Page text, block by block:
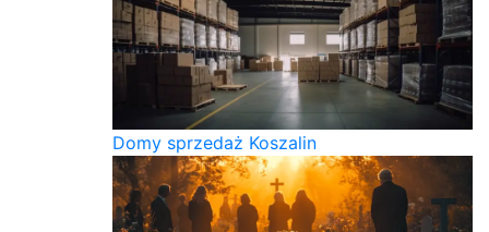
Domy sprzedaż Koszalin